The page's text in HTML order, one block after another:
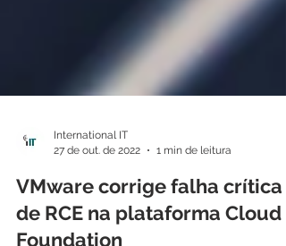
International IT
27 de out. de 2022
1 min de leitura